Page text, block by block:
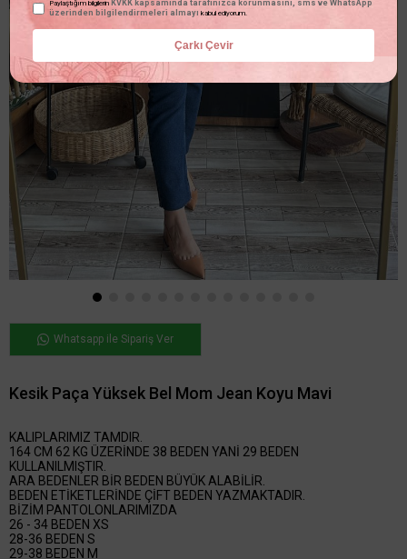
Whatsapp ile Sipariş Ver
Kesik Paça Yüksek Bel Mom Jean Koyu Mavi
KALIPLARIMIZ TAMDIR.
164 CM 62 KG ÜZERİNDE 38 BEDEN YANİ 29 BEDEN
KULLANILMIŞTIR.
ARA BEDENLER BİR BEDEN BÜYÜK ALABİLİR.
BEDEN ETİKETLERİNDE ÇİFT BEDEN YAZMAKTADIR.
BİZİM PANTOLONLARIMIZDA
26 - 34 BEDEN XS
28-36 BEDEN S
29-38 BEDEN M
Paylaştığım bilgilerin KVKK kapsamında tarafınızca korunmasını, sms ve WhatsApp
üzerinden bilgilendirmeleri almayı kabul ediyorum.
Çarkı Çevir